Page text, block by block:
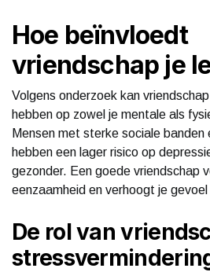
Hoe beïnvloedt
vriendschap je
Volgens onderzoek kan
hebben op zowel je mentale als
Mensen met sterke sociale banden
hebben een lager risico op
gezonder. Een goede vriendschap
eenzaamheid en verhoogt je
De rol van